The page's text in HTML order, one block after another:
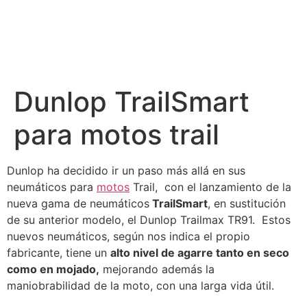
Dunlop TrailSmart
para motos trail
Dunlop ha decidido ir un paso más allá en sus
neumáticos para motos Trail, con el lanzamiento de la
nueva gama de neumáticos TrailSmart, en sustitución
de su anterior modelo, el Dunlop Trailmax TR91. Estos
nuevos neumáticos, según nos indica el propio
fabricante, tiene un alto nivel de agarre tanto en seco
como en mojado, mejorando además la
maniobrabilidad de la moto, con una larga vida útil.